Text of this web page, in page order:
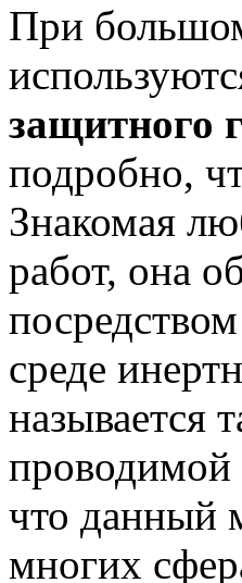
При
защитного
подробно,
Знакомая
работ, она
среде
называется
проводимой
что данный
многих